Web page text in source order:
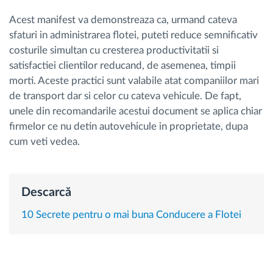
Managementul combustibilului
Planificarea și monitorizarea rutei
Identificarea automată a șoferului
Descopera toate facilitatile
Acest manifest va demonstreaza ca, urmand cateva
sfaturi in administrarea flotei, puteti reduce semnificativ
costurile simultan cu cresterea productivitatii si
satisfactiei clientilor reducand, de asemenea, timpii
morti. Aceste practici sunt valabile atat companiilor mari
de transport dar si celor cu cateva vehicule. De fapt,
unele din recomandarile acestui document se aplica chiar
firmelor ce nu detin autovehicule in proprietate, dupa
cum veti vedea.
Descarcă
10 Secrete pentru o mai buna Conducere a Flotei